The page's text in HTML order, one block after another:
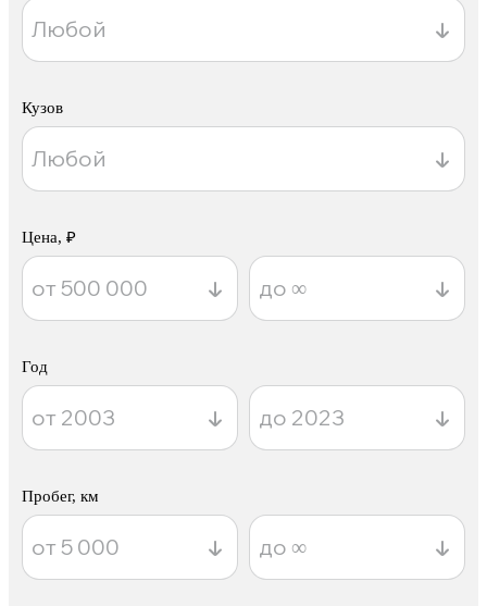
Кузов
Цена, ₽
Год
Пробег, км